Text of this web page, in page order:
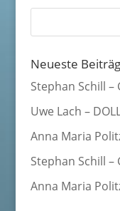
Neueste
Stephan Schill –
Uwe Lach –
Anna Maria
Stephan Schill –
Anna Maria